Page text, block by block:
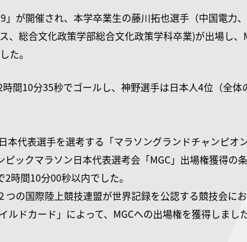
が開催され、本学卒業生の藤川拓也選手（中国電力
、総合文化政策学部総合文化政策学科卒業)が出場し、
た。
間10分35秒でゴールし、神野選手は日本人4位（全
本代表選手を選考する「マラソングランドチャンピオ
ックマラソン日本代表選考会「MGC」出場権獲得の
時間10分00秒以内でした。
の国際陸上競技連盟が世界記録を公認する競技会に
ドカード」によって、MGCへの出場権を獲得しました